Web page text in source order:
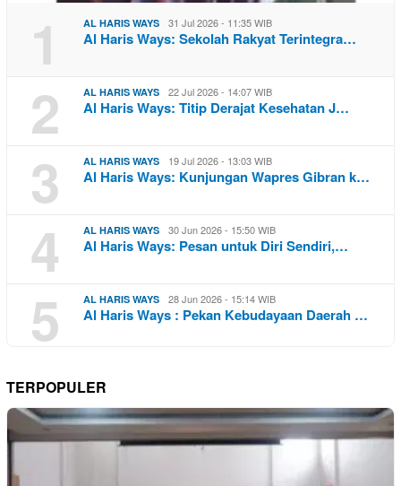
1 AL HARIS WAYS 31 Jul 2026 - 11:35 WIB
Al Haris Ways: Sekolah Rakyat Terintegra…
2 AL HARIS WAYS 22 Jul 2026 - 14:07 WIB
Al Haris Ways: Titip Derajat Kesehatan J…
3 AL HARIS WAYS 19 Jul 2026 - 13:03 WIB
Al Haris Ways: Kunjungan Wapres Gibran k…
4 AL HARIS WAYS 30 Jun 2026 - 15:50 WIB
Al Haris Ways: Pesan untuk Diri Sendiri,…
5 AL HARIS WAYS 28 Jun 2026 - 15:14 WIB
Al Haris Ways : Pekan Kebudayaan Daerah …
TERPOPULER